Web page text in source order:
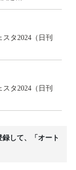
タ2024（日刊
タ2024（日刊
して、「オート